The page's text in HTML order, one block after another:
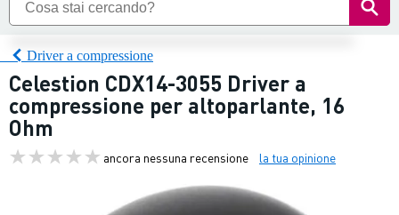
Driver a compressione
Celestion CDX14-3055 Driver a
compressione per altoparlante, 16
Ohm
ancora nessuna recensione la tua opinione